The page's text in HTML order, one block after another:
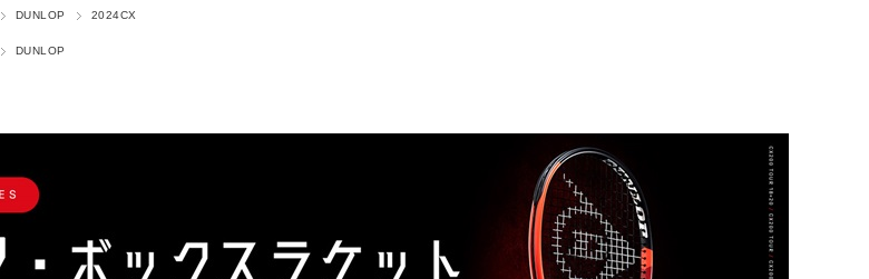
DUNLOP 2024CX
DUNLOP